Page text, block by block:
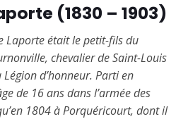
(1830 – 1903)
Laporte était le petit-fils du
chevalier de Saint-Louis
d’honneur. Parti en
de 16 ans dans l’armée des
1804 à Porquéricourt, dont il